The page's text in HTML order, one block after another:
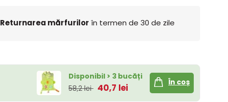
Returnarea mărfurilor în termen de 30 de zile
Disponibil > 3 bucăți
58,2 lei 40,7 lei
În coș